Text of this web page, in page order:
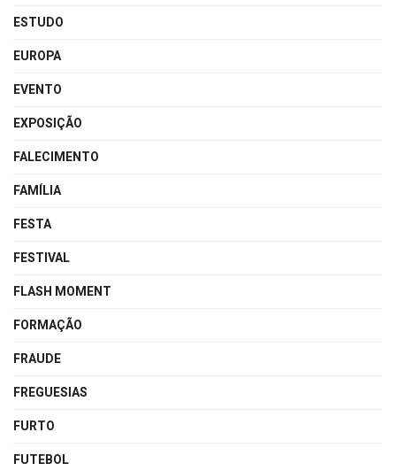
ESTUDO
EUROPA
EVENTO
EXPOSIÇÃO
FALECIMENTO
FAMÍLIA
FESTA
FESTIVAL
FLASH MOMENT
FORMAÇÃO
FRAUDE
FREGUESIAS
FURTO
FUTEBOL